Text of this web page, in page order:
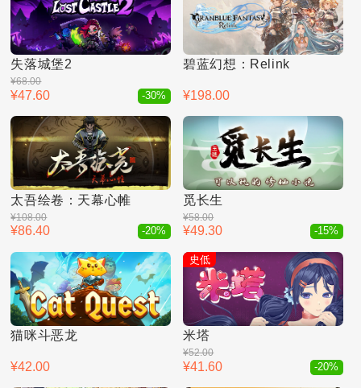
失落城堡2
¥68.00
¥47.60 -30%
碧蓝幻想：Relink
¥198.00
太吾绘卷：天幕心帷
¥108.00
¥86.40 -20%
觅长生
¥58.00
¥49.30 -15%
猫咪斗恶龙
¥42.00
史低
米塔
¥52.00
¥41.60 -20%